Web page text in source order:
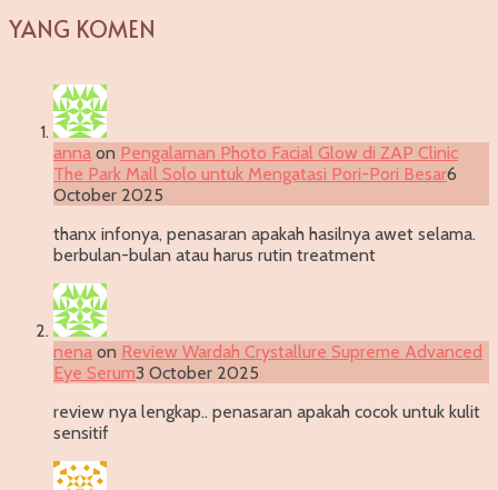
YANG KOMEN
anna on Pengalaman Photo Facial Glow di ZAP Clinic
The Park Mall Solo untuk Mengatasi Pori-Pori Besar6
October 2025
thanx infonya, penasaran apakah hasilnya awet selama.
berbulan-bulan atau harus rutin treatment
nena on Review Wardah Crystallure Supreme Advanced
Eye Serum3 October 2025
review nya lengkap.. penasaran apakah cocok untuk kulit
sensitif